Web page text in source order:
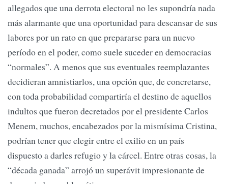
allegados que una derrota electoral no les supondría nada
más alarmante que una oportunidad para descansar de sus
labores por un rato en que prepararse para un nuevo
período en el poder, como suele suceder en democracias
“normales”. A menos que sus eventuales reemplazantes
decidieran amnistiarlos, una opción que, de concretarse,
con toda probabilidad compartiría el destino de aquellos
indultos que fueron decretados por el presidente Carlos
Menem, muchos, encabezados por la mismísima Cristina,
podrían tener que elegir entre el exilio en un país
dispuesto a darles refugio y la cárcel. Entre otras cosas, la
“década ganada” arrojó un superávit impresionante de